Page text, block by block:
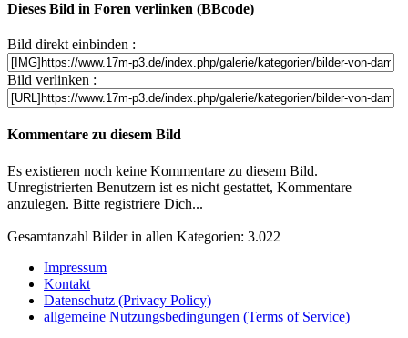
Dieses Bild in Foren verlinken (BBcode)
Bild direkt einbinden :
Bild verlinken :
Kommentare zu diesem Bild
Es existieren noch keine Kommentare zu diesem Bild.
Unregistrierten Benutzern ist es nicht gestattet, Kommentare
anzulegen. Bitte registriere Dich...
Gesamtanzahl Bilder in allen Kategorien: 3.022
Impressum
Kontakt
Datenschutz (Privacy Policy)
allgemeine Nutzungsbedingungen (Terms of Service)